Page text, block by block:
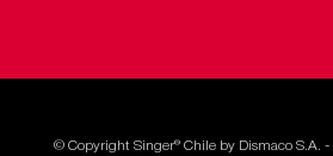
© Copyright Singer® Chile by Dismaco S.A.